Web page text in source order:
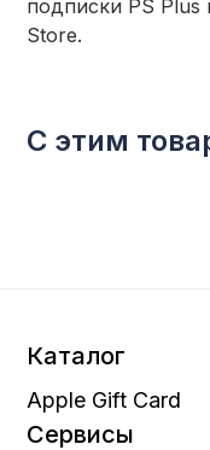
подписки PS Plus
Store.
С этим
Каталог
Apple Gift Card
Сервисы